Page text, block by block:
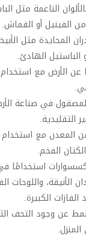
الناعمة مثل
الفينيل أو القماش.
المحايدة مثل
الباستيل الهادئ.
الأرض مع استخدام
في صناعة
التقليدية.
المعدن مع
الفخم.
استخدامًا
الأنيقة، واللوحات
الكبيرة.
عن وجود التحف